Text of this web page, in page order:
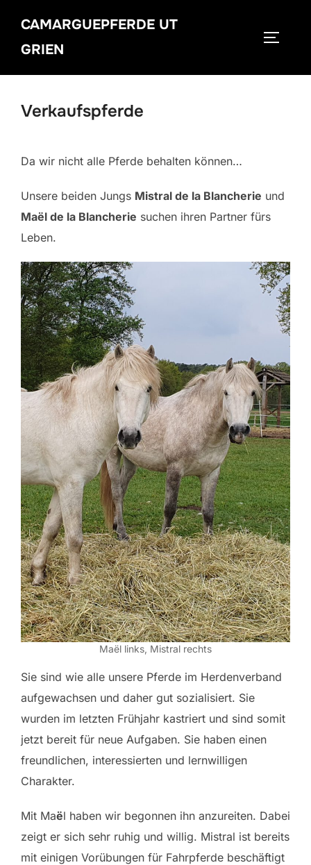
Inhalt
springen
CAMARGUEPFERDE UT
GRIEN
Verkaufspferde
Da wir nicht alle Pferde behalten können…
Unsere beiden Jungs Mistral de la Blancherie und
Maël de la Blancherie suchen ihren Partner fürs
Leben.
Maël links, Mistral rechts
Sie sind wie alle unsere Pferde im Herdenverband
aufgewachsen und daher gut sozialisiert. Sie
wurden im letzten Frühjahr kastriert und sind somit
jetzt bereit für neue Aufgaben. Sie haben einen
freundlichen, interessierten und lernwilligen
Charakter.
Mit Maël haben wir begonnen ihn anzureiten. Dabei
zeigt er sich sehr ruhig und willig. Mistral ist bereits
mit einigen Vorübungen für Fahrpferde beschäftigt